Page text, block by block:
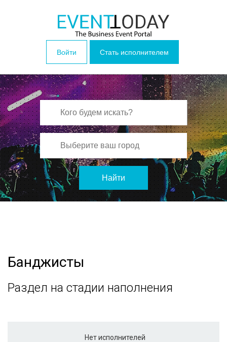
Войти Стать исполнителем
Найти
Банджисты
Раздел на стадии наполнения
Нет исполнителей